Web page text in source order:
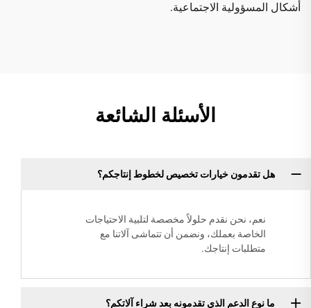
أشكال المسؤولية الاجتماعية.
الأسئلة الشائعة
هل تقدمون خيارات تخصيص لخطوط إنتاجكم؟
نعم، نحن نقدم حلولاً مخصصة لتلبية الاحتياجات
الخاصة بعملك، ونضمن أن تتماشى آلاتنا مع
متطلبات إنتاجك.
ما نوع الدعم الذي تقدمونه بعد شراء آلاتكم؟